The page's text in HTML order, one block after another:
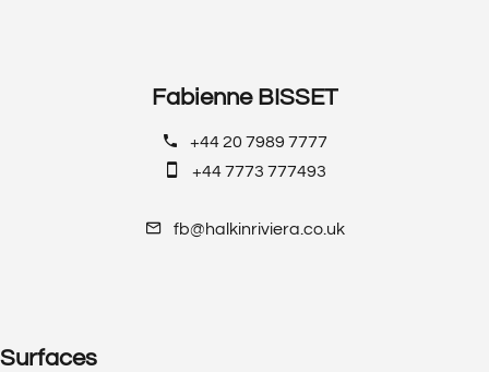
Fabienne BISSET
+44 20 7989 7777
+44 7773 777493
fb@halkinriviera.co.uk
Surfaces